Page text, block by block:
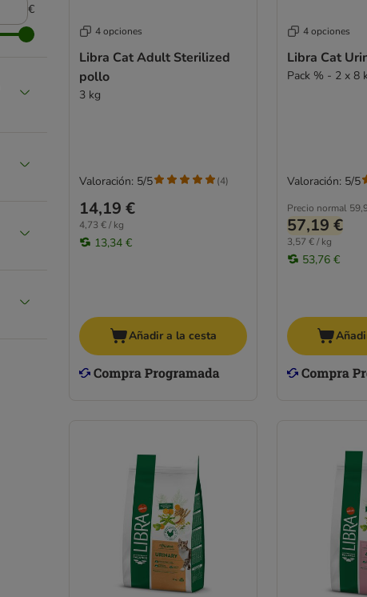
€
4 opciones
Libra Cat Adult Sterilized
pollo
3 kg
14,19 €
4,73 € / kg
13,34 €
Valoración: 5/5 (4)
Añadir a la cesta
4 opciones
Libra Cat
Pack % - 2 x 8
Precio normal
57,19 €
3,57 € / kg
53,76 €
Valoración: 5/5